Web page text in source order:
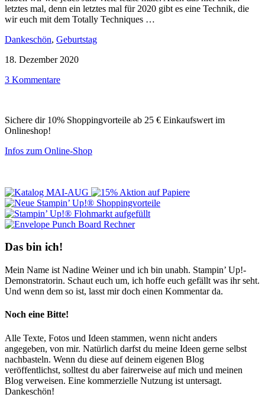
letztes mal, denn ein letztes mal für 2020 gibt es eine Technik, die
wir euch mit dem Totally Techniques …
Dankeschön, Geburtstag
18. Dezember 2020
3 Kommentare
Sichere dir 10% Shoppingvorteile ab 25 € Einkaufswert im
Onlineshop!
Infos zum Online-Shop
Das bin ich!
Mein Name ist Nadine Weiner und ich bin unabh. Stampin’ Up!-
Demonstratorin. Schaut euch um, ich hoffe euch gefällt was ihr seht.
Und wenn dem so ist, lasst mir doch einen Kommentar da.
Noch eine Bitte!
Alle Texte, Fotos und Ideen stammen, wenn nicht anders
angegeben, von mir. Natürlich darfst du meine Ideen gerne selbst
nachbasteln. Wenn du diese auf deinem eigenen Blog
veröffentlichst, solltest du aber fairerweise auf mich und meinen
Blog verweisen. Eine kommerzielle Nutzung ist untersagt.
Dankeschön!